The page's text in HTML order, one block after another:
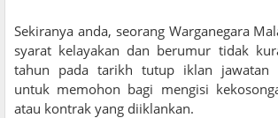
Sekiranya anda, seorang Warganegara
syarat kelayakan dan berumur tidak
tahun pada tarikh tutup iklan jawatan
untuk memohon bagi mengisi
atau kontrak yang diiklankan.